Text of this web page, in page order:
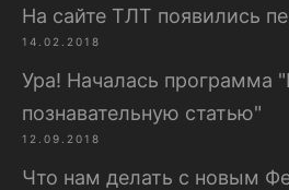
На сайте ТЛТ появились
14.02.2018
Ура! Началась программа
познавательную статью"
12.09.2018
Что нам делать с новым